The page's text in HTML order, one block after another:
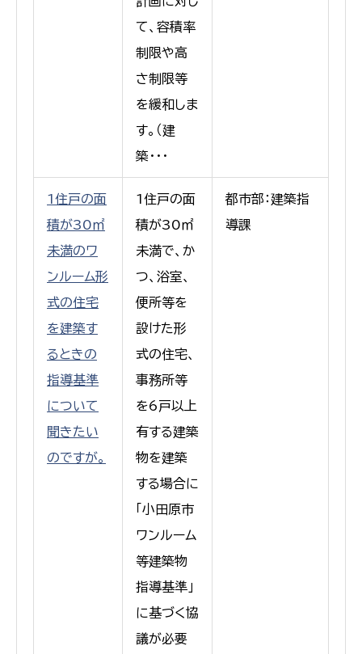
て、容積率
制限や高
さ制限等
を緩和しま
す。（建
築･･･
1住戸の面
積が30㎡
未満のワ
ンルーム形
式の住宅
を建築す
るときの
指導基準
について
聞きたい
のですが。
1住戸の面
積が30㎡
未満で、か
つ、浴室、
便所等を
設けた形
式の住宅、
事務所等
を6戸以上
有する建築
物を建築
する場合に
「小田原市
ワンルーム
等建築物
指導基準」
に基づく協
議が必要
都市部：建築指
導課